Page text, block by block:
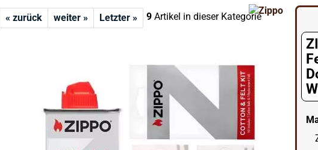
« zurück weiter » Letzter » 9 Artikel in dieser Kategorie